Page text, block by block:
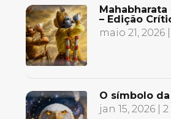
– Edição
maio 21, 2026
O símbolo
jan 15, 2026 |